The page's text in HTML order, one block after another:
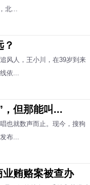
北...
？
风人，王小川，在39岁到来
依...
，但那能叫...
就数声而止。现今，搜狗
布...
贿赂案被查办